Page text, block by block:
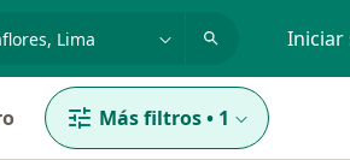
Iniciar
Más filtros• 1